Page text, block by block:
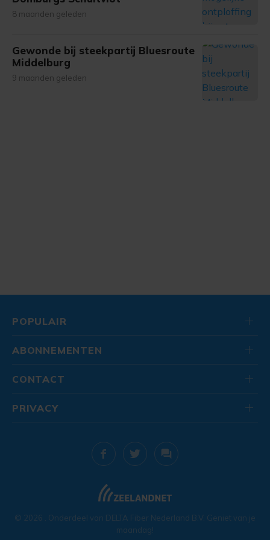
8 maanden geleden
Gewonde bij steekpartij Bluesroute
Middelburg
9 maanden geleden
POPULAIR
ABONNEMENTEN
CONTACT
© 2026 . Onderdeel van DELTA Fiber Nederland B.V. Geniet van je
maandag!
PRIVACY